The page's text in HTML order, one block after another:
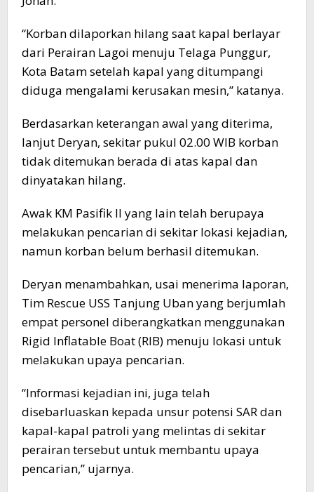
“Korban dilaporkan hilang saat kapal berlayar
dari Perairan Lagoi menuju Telaga Punggur,
Kota Batam setelah kapal yang ditumpangi
diduga mengalami kerusakan mesin,” katanya.
Berdasarkan keterangan awal yang diterima,
lanjut Deryan, sekitar pukul 02.00 WIB korban
tidak ditemukan berada di atas kapal dan
dinyatakan hilang.
Awak KM Pasifik II yang lain telah berupaya
melakukan pencarian di sekitar lokasi kejadian,
namun korban belum berhasil ditemukan.
Deryan menambahkan, usai menerima laporan,
Tim Rescue USS Tanjung Uban yang berjumlah
empat personel diberangkatkan menggunakan
Rigid Inflatable Boat (RIB) menuju lokasi untuk
melakukan upaya pencarian.
“Informasi kejadian ini, juga telah
disebarluaskan kepada unsur potensi SAR dan
kapal-kapal patroli yang melintas di sekitar
perairan tersebut untuk membantu upaya
pencarian,” ujarnya.